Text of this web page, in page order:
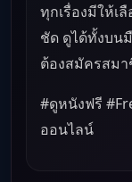
ทุกเรื่องมีให้เ
ชัด ดูได้ทั้งบน
ต้องสมัครสมา
#ดูหนังฟรี
ออนไลน์